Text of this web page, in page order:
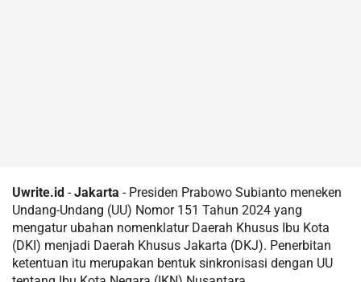
Uwrite.id -Jakarta - Presiden Prabowo Subianto meneken
Undang-Undang (UU) Nomor 151 Tahun 2024 yang
mengatur ubahan nomenklatur Daerah Khusus Ibu Kota
(DKI) menjadi Daerah Khusus Jakarta (DKJ). Penerbitan
ketentuan itu merupakan bentuk sinkronisasi dengan UU